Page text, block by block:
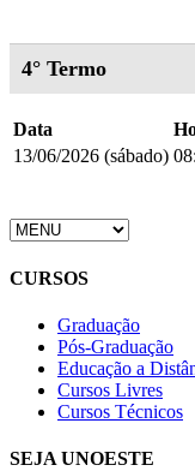
4° Termo
Data
13/06/2026 (sábado)
CURSOS
Graduação
Pós-Graduação
Educação a
Cursos Livres
Cursos Técnicos
SEJA UNOESTE